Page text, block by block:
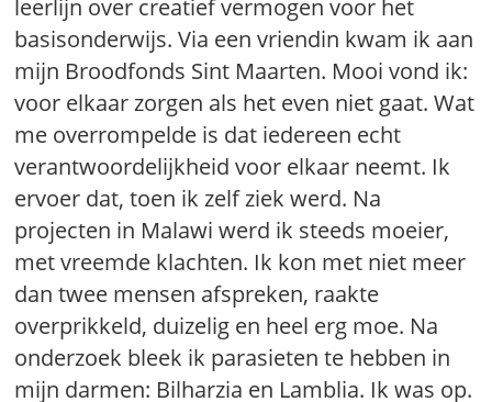
leerlijn over creatief vermogen voor het
basisonderwijs. Via een vriendin kwam ik aan
mijn Broodfonds Sint Maarten. Mooi vond ik:
voor elkaar zorgen als het even niet gaat. Wat
me overrompelde is dat iedereen echt
verantwoordelijkheid voor elkaar neemt. Ik
ervoer dat, toen ik zelf ziek werd. Na
projecten in Malawi werd ik steeds moeier,
met vreemde klachten. Ik kon met niet meer
dan twee mensen afspreken, raakte
overprikkeld, duizelig en heel erg moe. Na
onderzoek bleek ik parasieten te hebben in
mijn darmen: Bilharzia en Lamblia. Ik was op.